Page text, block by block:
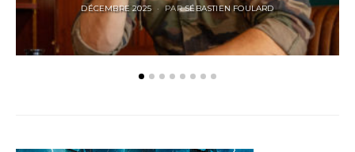
POSTED
DÉCEMBRE 2025 PAR SÉBASTIEN FOULARD